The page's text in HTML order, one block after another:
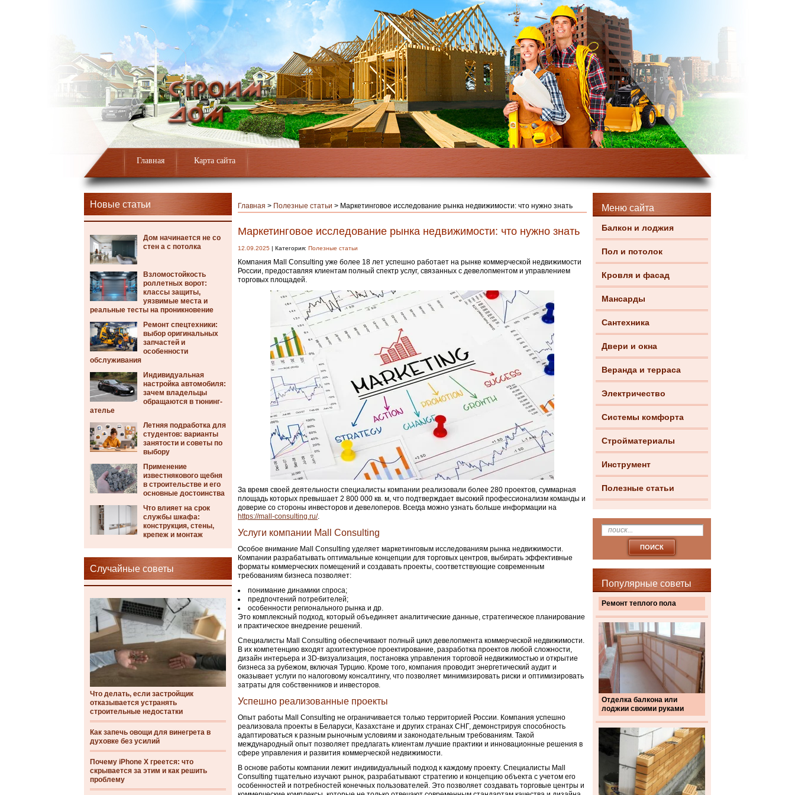
Главная Карта сайта
Новые статьи
Дом начинается не со
стен а с потолка
Взломостойкость
роллетных ворот:
классы защиты,
уязвимые места и
реальные тесты на проникновение
Ремонт спецтехники:
выбор оригинальных
запчастей и
особенности
обслуживания
Индивидуальная
настройка автомобиля:
зачем владельцы
обращаются в тюнинг-
ателье
Летняя подработка для
студентов: варианты
занятости и советы по
выбору
Применение
известнякового щебня
в строительстве и его
основные достоинства
Что влияет на срок
службы шкафа:
конструкция, стены,
крепеж и монтаж
Случайные советы
Что делать, если застройщик
отказывается устранять
строительные недостатки
Как запечь овощи для винегрета в
духовке без усилий
Почему iPhone X греется: что
скрывается за этим и как решить
проблему
Меню сайта
Балкон и лоджия
Пол и потолок
Кровля и фасад
Мансарды
Сантехника
Двери и окна
Веранда и терраса
Электричество
Системы комфорта
Стройматериалы
Инструмент
Полезные статьи
Популярные советы
Ремонт теплого пола
Отделка балкона или
лоджии своими руками
Главная > Полезные статьи > Маркетинговое исследование рынка недвижимости: что нужно знать
Маркетинговое исследование рынка недвижимости: что нужно знать
12.09.2025 | Категория: Полезные статьи
Компания Mall Consulting уже более 18 лет успешно работает на рынке коммерческой недвижимости
России, предоставляя клиентам полный спектр услуг, связанных с девелопментом и управлением
торговых площадей.
За время своей деятельности специалисты компании реализовали более 280 проектов, суммарная
площадь которых превышает 2 800 000 кв. м, что подтверждает высокий профессионализм команды и
доверие со стороны инвесторов и девелоперов. Всегда можно узнать больше информации на
https://mall-consulting.ru/.
Услуги компании Mall Consulting
Особое внимание Mall Consulting уделяет маркетинговым исследованиям рынка недвижимости.
Компании разрабатывать оптимальные концепции для торговых центров, выбирать эффективные
форматы коммерческих помещений и создавать проекты, соответствующие современным
требованиям бизнеса позволяет:
понимание динамики спроса;
предпочтений потребителей;
особенности регионального рынка и др.
Это комплексный подход, который объединяет аналитические данные, стратегическое планирование
и практическое внедрение решений.
Специалисты Mall Consulting обеспечивают полный цикл девелопмента коммерческой недвижимости.
В их компетенцию входят архитектурное проектирование, разработка проектов любой сложности,
дизайн интерьера и 3D-визуализация, постановка управления торговой недвижимостью и открытие
бизнеса за рубежом, включая Турцию. Кроме того, компания проводит энергетический аудит и
оказывает услуги по налоговому консалтингу, что позволяет минимизировать риски и оптимизировать
затраты для собственников и инвесторов.
Успешно реализованные проекты
Опыт работы Mall Consulting не ограничивается только территорией России. Компания успешно
реализовала проекты в Беларуси, Казахстане и других странах СНГ, демонстрируя способность
адаптироваться к разным рыночным условиям и законодательным требованиям. Такой
международный опыт позволяет предлагать клиентам лучшие практики и инновационные решения в
сфере управления и развития коммерческой недвижимости.
В основе работы компании лежит индивидуальный подход к каждому проекту. Специалисты Mall
Consulting тщательно изучают рынок, разрабатывают стратегию и концепцию объекта с учетом его
особенностей и потребностей конечных пользователей. Это позволяет создавать торговые центры и